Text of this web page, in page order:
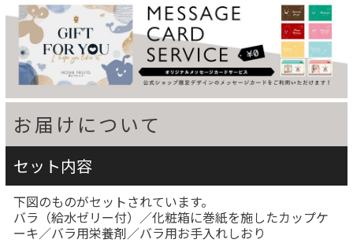
お届けについて
セット内容
下図のものがセットされています。
バラ（給水ゼリー付）／化粧箱に巻紙を施したカップケ
ーキ／バラ用栄養剤／バラ用お手入れしおり